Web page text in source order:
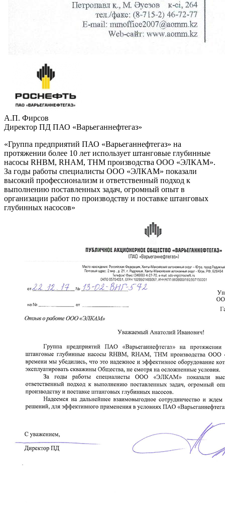
А.П. Фирсов
Директор ПД ПАО «Варьеганнефтегаз»
«Группа предприятий ПАО «Варьеганнефтегаз» на
протяжении более 10 лет использует штанговые глубинные
насосы RHBM, RHAM, ТНМ производства ООО «ЭЛКАМ».
За годы работы специалисты ООО «ЭЛКАМ» показали
высокий профессионализм и ответственный подход к
выполнению поставленных задач, огромный опыт в
организации работ по производству и поставке штанговых
глубинных насосов»